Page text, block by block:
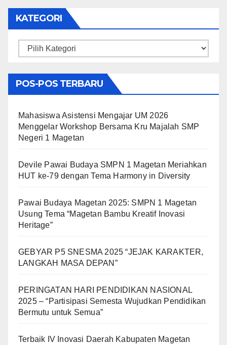
KATEGORI
Kategori
POS-POS TERBARU
Mahasiswa Asistensi Mengajar UM 2026
Menggelar Workshop Bersama Kru Majalah SMP
Negeri 1 Magetan
Devile Pawai Budaya SMPN 1 Magetan Meriahkan
HUT ke-79 dengan Tema Harmony in Diversity
Pawai Budaya Magetan 2025: SMPN 1 Magetan
Usung Tema “Magetan Bambu Kreatif Inovasi
Heritage”
GEBYAR P5 SNESMA 2025 “JEJAK KARAKTER,
LANGKAH MASA DEPAN”
PERINGATAN HARI PENDIDIKAN NASIONAL
2025 – “Partisipasi Semesta Wujudkan Pendidikan
Bermutu untuk Semua”
Terbaik IV Inovasi Daerah Kabupaten Magetan